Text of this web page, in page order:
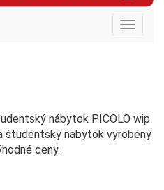
Toggle
nábytok PICOLO wip
študentský nábytok vyrobený
ceny.